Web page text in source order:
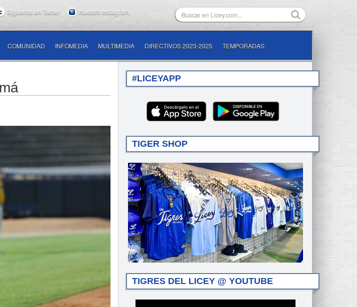
Síguenos en Twitter Nuestro Instagram
COMUNIDAD INFOMEDIA MULTIMEDIA DIRECTIVOS 2023-2025 TEMPORADAS
#LICEYAPP
TIGER SHOP
TIGRES DEL LICEY @ YOUTUBE